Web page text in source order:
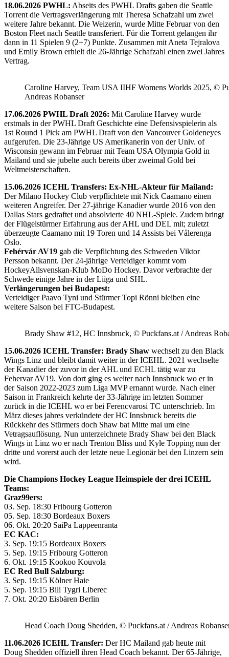
18.06.2026 PWHL: Abseits des PWHL Drafts gaben die Seattle
Torrent die Vertragsverlängerung mit Theresa Schafzahl um zwei
weitere Jahre bekannt. Die Weizerin, wurde Mitte Februar von den
Boston Fleet nach Seattle transferiert. Für die Torrent gelangen ihr
dann in 11 Spielen 9 (2+7) Punkte. Zusammen mit Aneta Tejralova
und Emily Brown erhielt die 26-Jährige Schafzahl einen zwei Jahres
Vertrag.
Caroline Harvey, Team USA IIHF Womens Worlds 2025, ©
Andreas Robanser
17.06.2026 PWHL Draft 2026: Mit Caroline Harvey wurde
erstmals in der PWHL Draft Geschichte eine Defensivspielerin als
1st Round 1 Pick am PWHL Draft von den Vancouver Goldeneyes
aufgerufen. Die 23-Jährige US Amerikanerin von der Univ. of
Wisconsin gewann im Februar mit Team USA Olympia Gold in
Mailand und sie jubelte auch bereits über zweimal Gold bei
Weltmeisterschaften.
15.06.2026 ICEHL Transfers: Ex-NHL-Akteur für Mailand:
Der Milano Hockey Club verpflichtete mit Nick Caamano einen
weiteren Angreifer. Der 27-jährige Kanadier wurde 2016 von den
Dallas Stars gedraftet und absolvierte 40 NHL-Spiele. Zudem bringt
der Flügelstürmer Erfahrung aus der AHL und DEL mit; zuletzt
überzeugte Caamano mit 19 Toren und 14 Assists bei Vålerenga
Oslo.
Fehérvár AV19 gab die Verpflichtung des Schweden Viktor
Persson bekannt. Der 24-jährige Verteidiger kommt vom
HockeyAllsvenskan-Klub MoDo Hockey. Davor verbrachte der
Schwede einige Jahre in der Liiga und SHL.
Verlängerungen bei Budapest:
Verteidiger Paavo Tyni und Stürmer Topi Rönni bleiben eine
weitere Saison bei FTC-Budapest.
Brady Shaw #12, HC Innsbruck, © Puckfans.at / Andreas
15.06.2026 ICEHL Transfer: Brady Shaw wechselt zu den Black
Wings Linz und bleibt damit weiter in der ICEHL. 2021 wechselte
der Kanadier der zuvor in der AHL und ECHL tätig war zu
Fehervar AV19. Von dort ging es weiter nach Innsbruck wo er in
der Saison 2022-2023 zum Liga MVP ernannt wurde. Nach einer
Saison in Frankreich kehrte der 33-Jährige im letzten Sommer
zurück in die ICEHL wo er bei Ferencvarosi TC unterschrieb. Im
März dieses jahres verkündete der HC Innsbruck bereits die
Rückkehr des Stürmers doch Shaw bat Mitte mai um eine
Vetragsauflösung. Nun unterzeichnete Brady Shaw bei den Black
Wings in Linz wo er nach Trenton Bliss und Kyle Topping nun der
dritte und vorerst auch der letzte neue Legionär bei den Linzern sein
wird.
Die Champions Hockey League Heimspiele der drei ICEHL
Teams:
Graz99ers:
03. Sep. 18:30 Fribourg Gotteron
05. Sep. 18:30 Bordeaux Boxers
06. Okt. 20:20 SaiPa Lappeenranta
EC KAC:
3. Sep. 19:15 Bordeaux Boxers
5. Sep. 19:15 Fribourg Gotteron
6. Okt. 19:15 Kookoo Kouvola
EC Red Bull Salzburg:
3. Sep. 19:15 Kölner Haie
5. Sep. 19:15 Bili Tygri Liberec
7. Okt. 20:20 Eisbären Berlin
Head Coach Doug Shedden, © Puckfans.at / Andreas
11.06.2026 ICEHL Transfer: Der HC Mailand gab heute mit
Doug Shedden offiziell ihren Head Coach bekannt. Der 65-Jährige,